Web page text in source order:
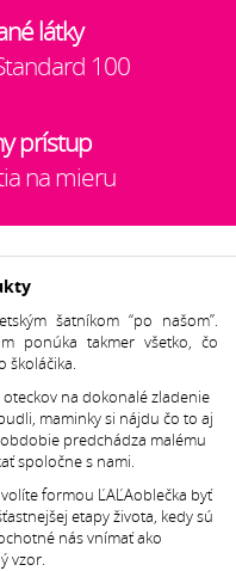
látky
100
prístup
na mieru
šatníkom “po našom”.
ponúka takmer všetko, čo
školáčika.
na dokonalé zladenie
maminky si nájdu čo to aj
predchádza malému
spoločne s nami.
formou ĽAĽAoblečka byť
etapy života, kedy sú
nás vnímať ako
vzor.